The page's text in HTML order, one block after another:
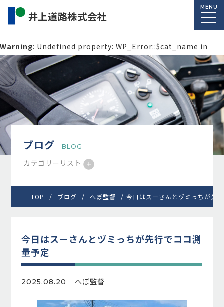
MENU
Warning: Undefined property: WP_Error::$cat_name in
/home/macolab2/inouedoro.co.jp/public_html/wp-
content/themes/inourdoro_theme_2024/single.phpon
line14
ブログ BLOG
カテゴリーリスト
TOP ブログ へぼ監督 今日はスーさんとヅミっちが先
今日はスーさんとヅミっちが先行でココ測
量予定
2025.08.20 へぼ監督